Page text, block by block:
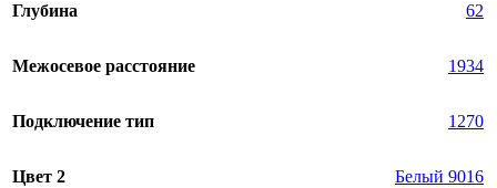
Глубина 62
Межосевое расстояние 1934
Подключение тип 1270
Цвет 2 Белый 9016